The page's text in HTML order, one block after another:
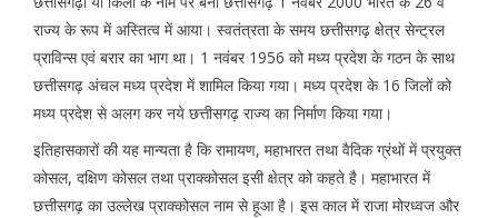
राज्य के रूप में अस्तित्व में आया। स्वतंत्रता के समय छत्तीसगढ़ क्षेत्र सेन्ट्रल
प्राविन्स एवं बरार का भाग था। 1 नवंबर 1956 को मध्य प्रदेश के गठन के साथ
छत्तीसगढ़ अंचल मध्य प्रदेश में शामिल किया गया। मध्य प्रदेश के 16 जिलों को
मध्य प्रदेश से अलग कर नये छत्तीसगढ़ राज्य का निर्माण किया गया।
इतिहासकारों की यह मान्यता है कि रामायण, महाभारत तथा वैदिक ग्रंथों में प्रयुक्त
कोसल, दक्षिण कोसल तथा प्राक्कोसल इसी क्षेत्र को कहते है। महाभारत में
छत्तीसगढ़ का उल्लेख प्राक्कोसल नाम से हूआ है। इस काल में राजा मोरध्वज और